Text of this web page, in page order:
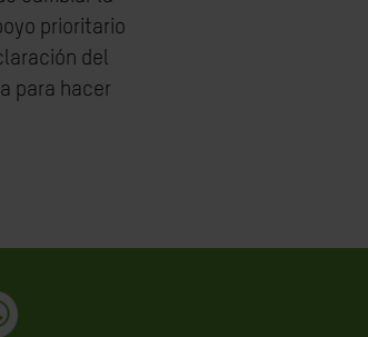
prioritario
del
para hacer